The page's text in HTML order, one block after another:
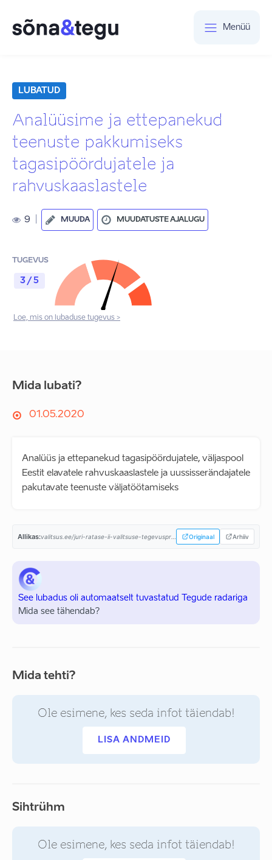
Menüü
LUBATUD
Analüüsime ja ettepanekud
teenuste pakkumiseks
tagasipöördujatele ja
rahvuskaaslastele
9 MUUDA MUUDATUSTE AJALUGU
TUGEVUS
3 / 5
Loe, mis on lubaduse tugevus >
Mida lubati?
01.05.2020
Analüüs ja ettepanekud tagasipöördujatele, väljaspool
Eestit elavatele rahvuskaaslastele ja uussisserändajatele
pakutavate teenuste väljatöötamiseks
Allikas: Originaal Arhiiv
See lubadus oli automaatselt tuvastatud Tegude radariga
Mida see tähendab?
Mida tehti?
Ole esimene, kes seda infot täiendab!
LISA ANDMEID
Sihtrühm
Ole esimene, kes seda infot täiendab!